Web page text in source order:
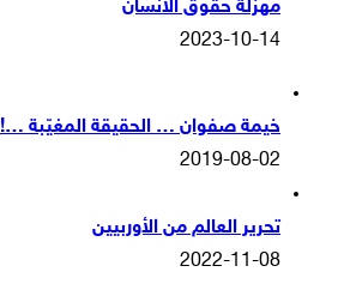
مهزلة حقوق الانسان
2023-10-14
خيمة صفوان … الحقيقة المغيّبة …!
2019-08-02
تحرير العالم من الأوربيين
2022-11-08